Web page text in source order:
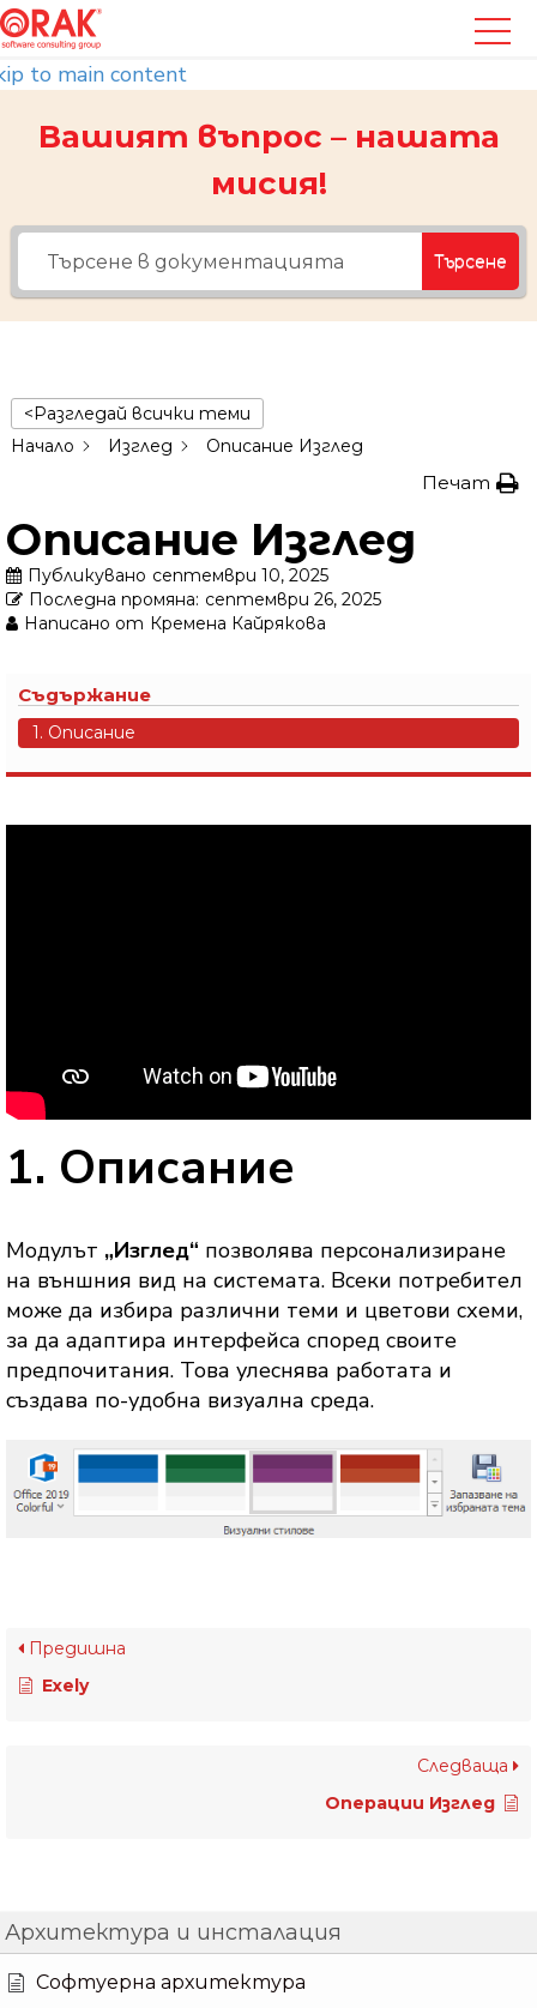
to main content
Вашият въпрос – нашата
мисия!
Търсене
Архитектура и инсталация
Софтуерна архитектура
<Разгледай всички теми
Начало
Изглед Описание Изглед
Печат
Описание Изглед
Публикувано септември 10, 2025
Последна промяна: септември 26, 2025
Написано от Кремена Кайрякова
Съдържание
1. Описание
1. Описание
Модулът „Изглед“ позволява персонализиране
на външния вид на системата. Всеки потребител
може да избира различни теми и цветови схеми,
за да адаптира интерфейса според своите
предпочитания. Това улеснява работата и
създава по-удобна визуална среда.
Предишна
Exely
Следваща
Операции Изглед